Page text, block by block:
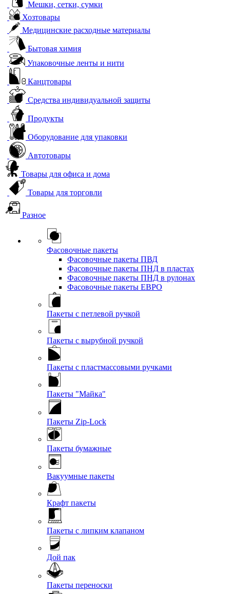
Мешки, сетки, сумки
Хозтовары
Медицинские расходные материалы
Бытовая химия
Упаковочные ленты и нити
Канцтовары
Средства индивидуальной защиты
Продукты
Оборудование для упаковки
Автотовары
Товары для офиса и дома
Товары для торговли
Разное
Фасовочные пакеты
Фасовочные пакеты ПВД
Фасовочные пакеты ПНД в пластах
Фасовочные пакеты ПНД в рулонах
Фасовочные пакеты ЕВРО
Пакеты с петлевой ручкой
Пакеты с вырубной ручкой
Пакеты с пластмассовыми ручками
Пакеты "Майка"
Пакеты Zip-Lock
Пакеты бумажные
Вакуумные пакеты
Крафт пакеты
Пакеты с липким клапаном
Дой пак
Пакеты переноски